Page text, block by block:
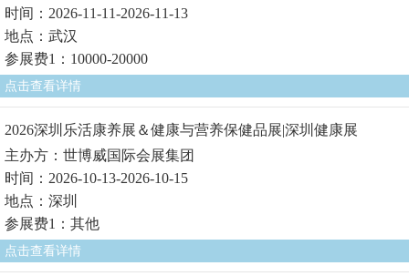
时间：2026-11-11-2026-11-13
地点：武汉
参展费1：10000-20000
点击查看详情
2026深圳乐活康养展＆健康与营养保健品展|深圳健康展
主办方：世博威国际会展集团
时间：2026-10-13-2026-10-15
地点：深圳
参展费1：其他
点击查看详情